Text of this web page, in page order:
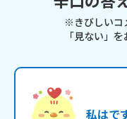
※きびしいコ
「見ない」
私はで